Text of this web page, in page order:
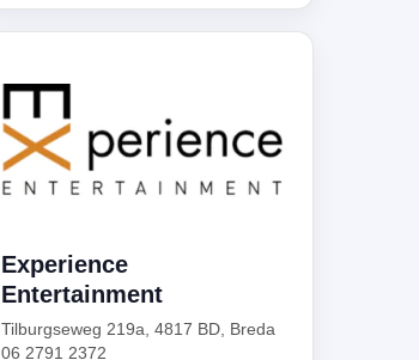
Experience
Entertainment
Tilburgseweg 219a, 4817 BD, Breda
06 2791 2372